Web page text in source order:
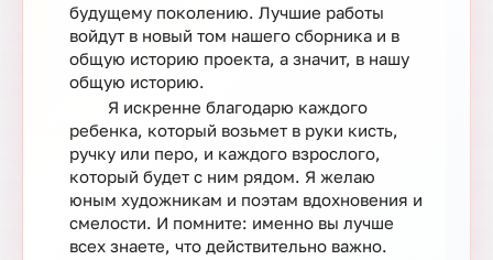
будущему поколению. Лучшие работы
войдут в новый том нашего сборника и в
общую историю проекта, а значит, в нашу
общую историю.
Я искренне благодарю каждого
ребенка, который возьмет в руки кисть,
ручку или перо, и каждого взрослого,
который будет с ним рядом. Я желаю
юным художникам и поэтам вдохновения и
смелости. И помните: именно вы лучше
всех знаете, что действительно важно.